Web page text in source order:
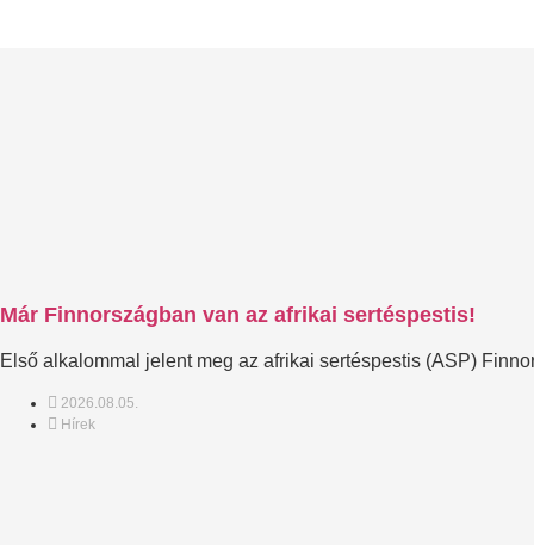
Már Finnországban van az afrikai sertéspestis!
Első alkalommal jelent meg az afrikai sertéspestis (ASP)
2026.08.05.
Hírek